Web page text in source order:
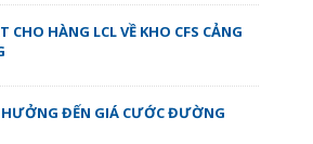
CHO HÀNG LCL VỀ KHO CFS CẢNG
HƯỞNG ĐẾN GIÁ CƯỚC ĐƯỜNG